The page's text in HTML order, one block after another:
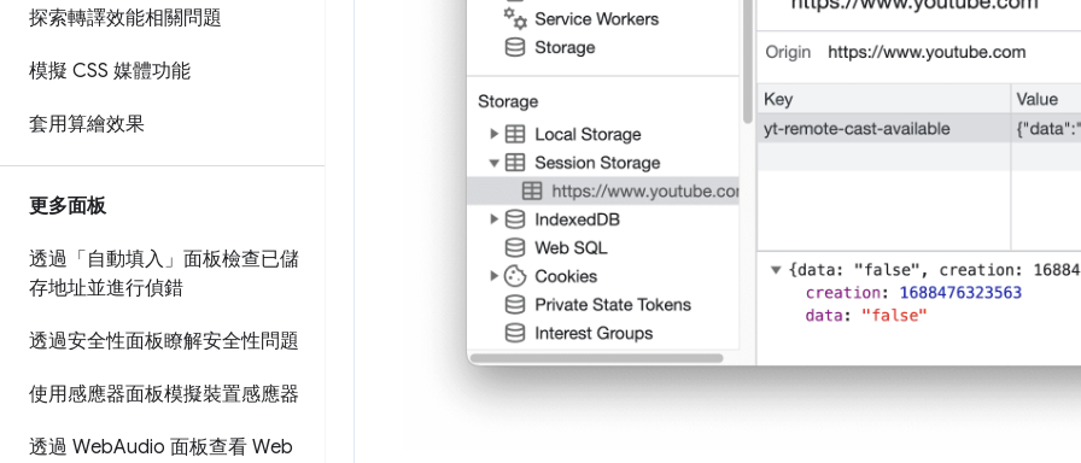
探索轉譯效能相關問題
模擬 CSS 媒體功能
套用算繪效果
更多面板
透過「自動填入」面板檢查已儲
存地址並進行偵錯
透過安全性面板瞭解安全性問題
使用感應器面板模擬裝置感應器
透過 WebAudio 面板查看 Web